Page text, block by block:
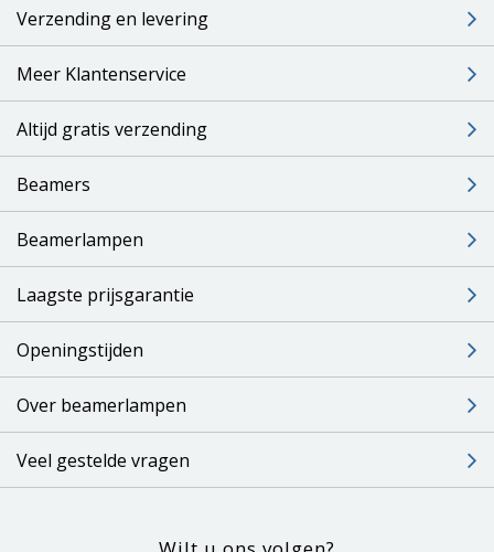
Verzending en levering
Meer Klantenservice
Altijd gratis verzending
Beamers
Beamerlampen
Laagste prijsgarantie
Openingstijden
Over beamerlampen
Veel gestelde vragen